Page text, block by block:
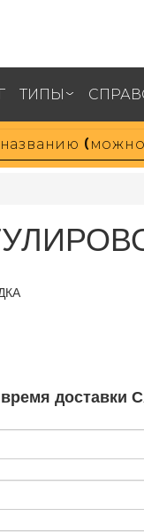
ТИПЫ
доставки